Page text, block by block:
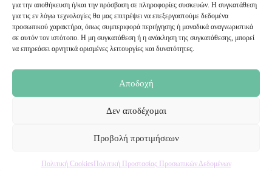
για την αποθήκευση ή/και την πρόσβαση σε πληροφορίες συσκευών. Η συγκατάθεση
για τις εν λόγω τεχνολογίες θα μας επιτρέψει να επεξεργαστούμε δεδομένα
προσωπικού χαρακτήρα, όπως συμπεριφορά περιήγησης ή μοναδικά αναγνωριστικά
σε αυτόν τον ιστότοπο. Η μη συγκατάθεση ή η ανάκληση της συγκατάθεσης, μπορεί
να επηρεάσει αρνητικά ορισμένες λειτουργίες και δυνατότητες.
Αποδοχή
Δεν αποδέχομαι
Προβολή προτιμήσεων
Πολιτική Cookies Πολιτική Προστασίας Προσωπικών Δεδομένων
Πληροφορίες
Όροι Χρήσης
Πολιτική Προστασίας Προσωπικών Δεδομένων
Αποστολή Προϊόντων
Ο Λογαριασμός μου
Τα Αγαπημένα μου